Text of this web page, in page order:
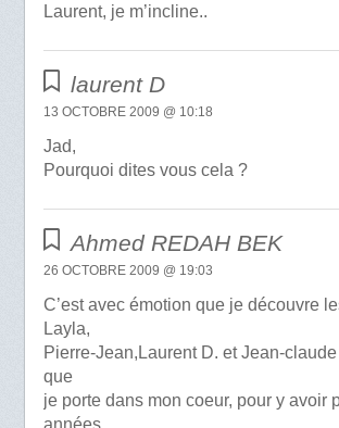
Laurent, je m’incline..
laurent D
13 OCTOBRE 2009 @ 10:18
Jad,
Pourquoi dites vous cela ?
Ahmed REDAH BEK
26 OCTOBRE 2009 @ 19:03
C’est avec émotion que je découvre
Layla,
Pierre-Jean,Laurent D. et Jean-
que
je porte dans mon coeur, pour y avoir
années